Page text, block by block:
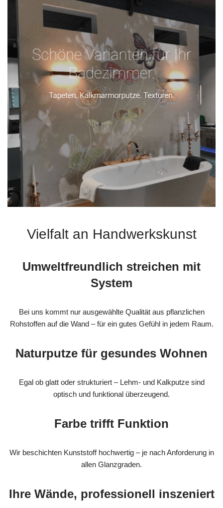
Vielfalt an Handwerkskunst
Umweltfreundlich streichen mit
System
Bei uns kommt nur ausgewählte Qualität aus pflanzlichen
Rohstoffen auf die Wand – für ein gutes Gefühl in jedem Raum.
Naturputze für gesundes Wohnen
Egal ob glatt oder strukturiert – Lehm- und Kalkputze sind
optisch und funktional überzeugend.
Farbe trifft Funktion
Wir beschichten Kunststoff hochwertig – je nach Anforderung in
allen Glanzgraden.
Ihre Wände, professionell inszeniert